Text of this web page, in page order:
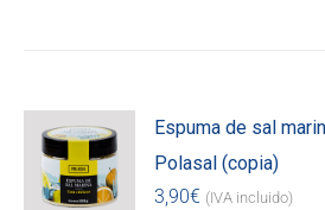
Espuma de sal
Polasal (copia)
3,90€ (IVA incluido)